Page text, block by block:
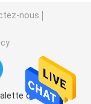
nous
de 2m